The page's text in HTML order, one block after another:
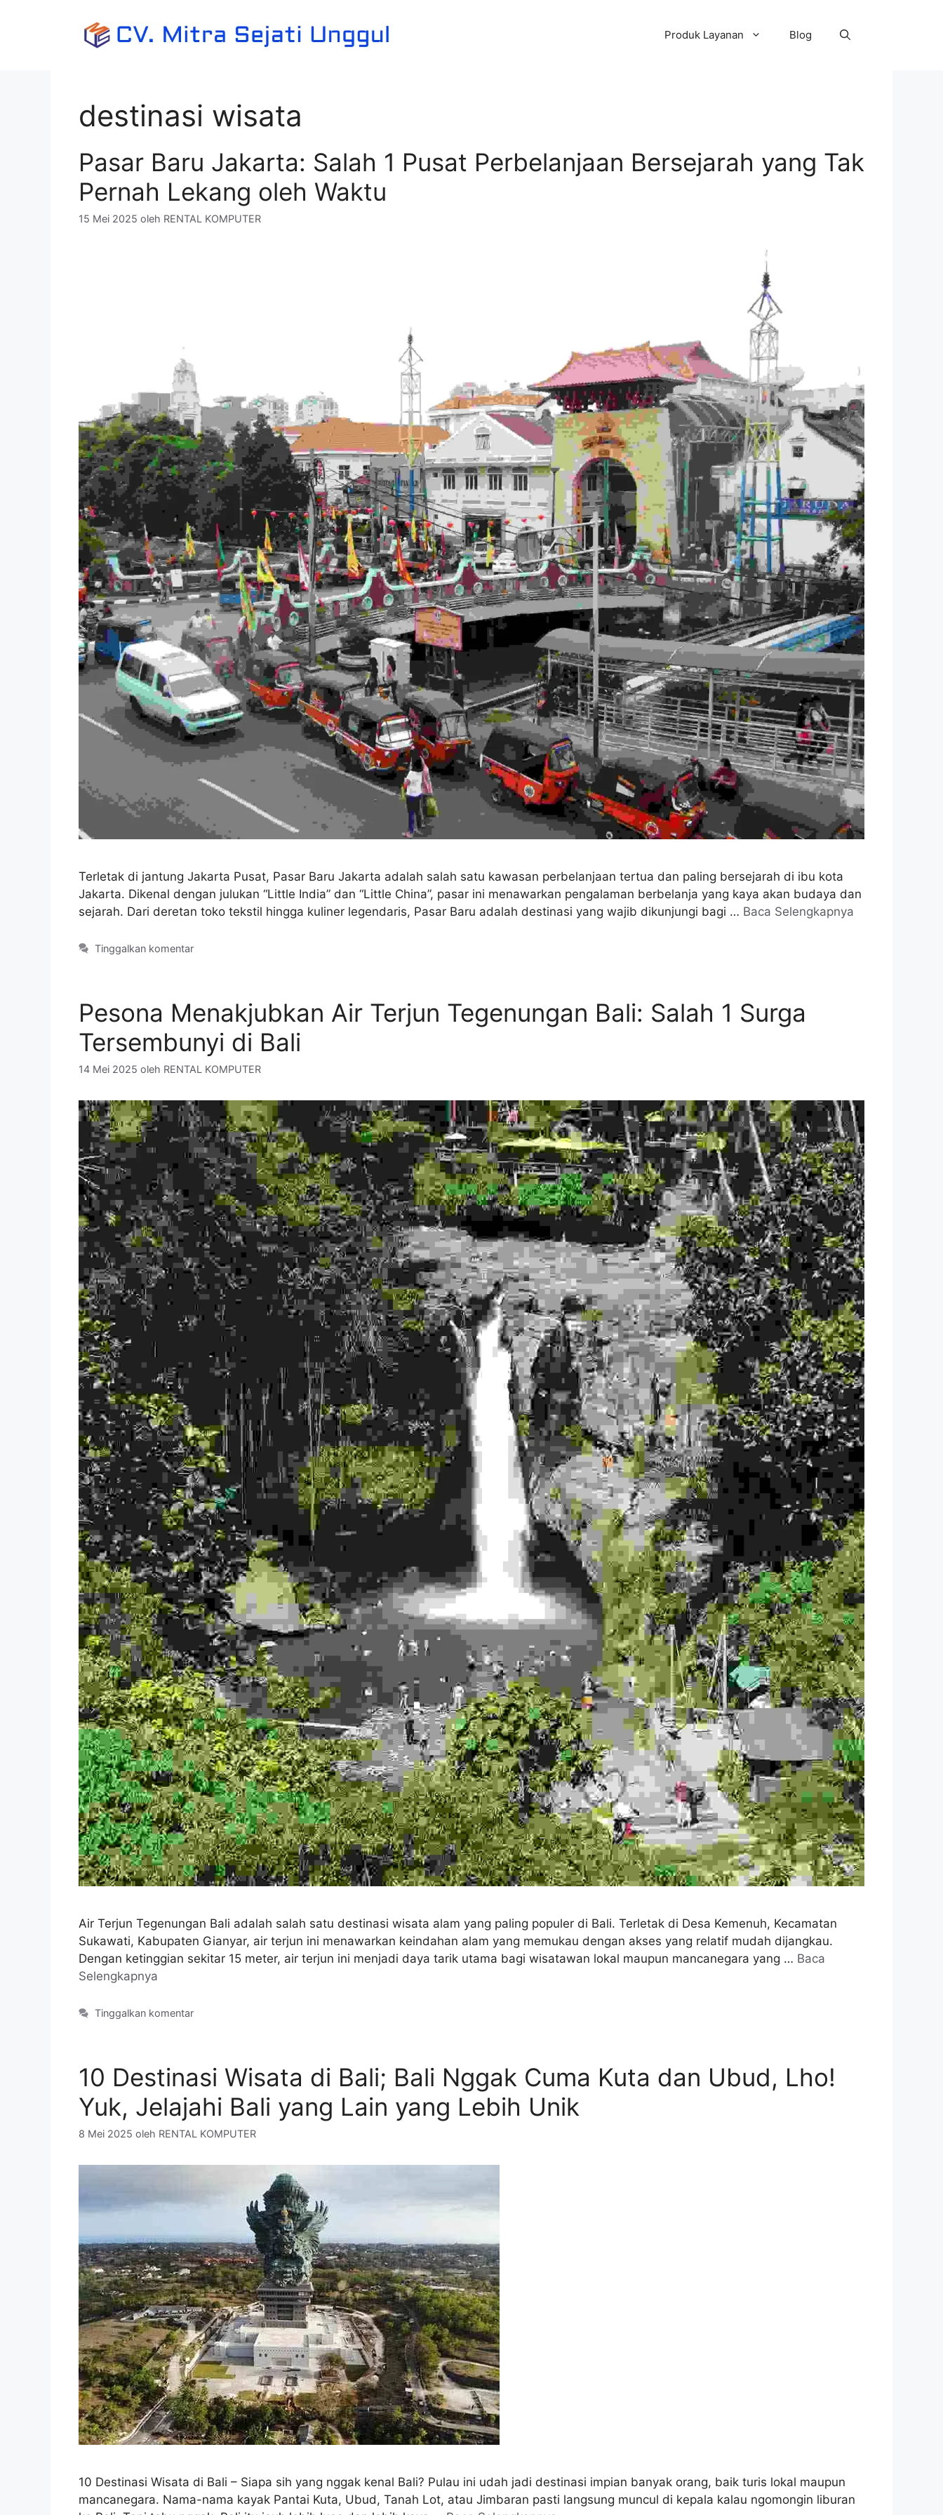
Produk Layanan Blog
destinasi wisata
Pasar Baru Jakarta: Salah 1 Pusat Perbelanjaan Bersejarah yang Tak
Pernah Lekang oleh Waktu
15 Mei 2025 oleh RENTAL KOMPUTER
Terletak di jantung Jakarta Pusat, Pasar Baru Jakarta adalah salah satu kawasan perbelanjaan tertua dan paling bersejarah di ibu kota
Jakarta. Dikenal dengan julukan “Little India” dan “Little China”, pasar ini menawarkan pengalaman berbelanja yang kaya akan budaya dan
sejarah. Dari deretan toko tekstil hingga kuliner legendaris, Pasar Baru adalah destinasi yang wajib dikunjungi bagi … Baca Selengkapnya
Tinggalkan komentar
Pesona Menakjubkan Air Terjun Tegenungan Bali: Salah 1 Surga
Tersembunyi di Bali
14 Mei 2025 oleh RENTAL KOMPUTER
Air Terjun Tegenungan Bali adalah salah satu destinasi wisata alam yang paling populer di Bali. Terletak di Desa Kemenuh, Kecamatan
Sukawati, Kabupaten Gianyar, air terjun ini menawarkan keindahan alam yang memukau dengan akses yang relatif mudah dijangkau.
Dengan ketinggian sekitar 15 meter, air terjun ini menjadi daya tarik utama bagi wisatawan lokal maupun mancanegara yang … Baca
Selengkapnya
Tinggalkan komentar
10 Destinasi Wisata di Bali; Bali Nggak Cuma Kuta dan Ubud, Lho!
Yuk, Jelajahi Bali yang Lain yang Lebih Unik
8 Mei 2025 oleh RENTAL KOMPUTER
10 Destinasi Wisata di Bali – Siapa sih yang nggak kenal Bali? Pulau ini udah jadi destinasi impian banyak orang, baik turis lokal maupun
mancanegara. Nama-nama kayak Pantai Kuta, Ubud, Tanah Lot, atau Jimbaran pasti langsung muncul di kepala kalau ngomongin liburan